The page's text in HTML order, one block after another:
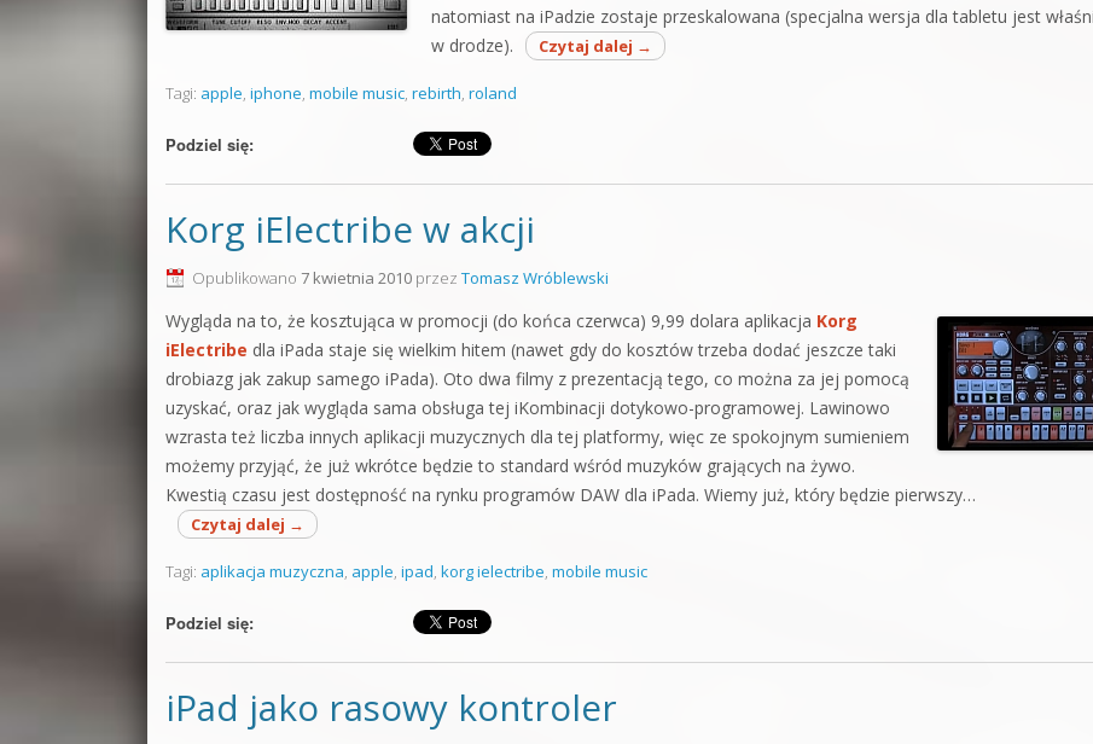
natomiast na iPadzie zostaje przeskalowana (specjalna wersja dla tabletu jest
w drodze).
Czytaj dalej →
Tagi: apple, iphone, mobile music, rebirth, roland
Podziel się:
Korg iElectribe w akcji
Opublikowano 7 kwietnia 2010 przez Tomasz Wróblewski
Wygląda na to, że kosztująca w promocji (do końca czerwca) 9,99 dolara aplikacja Korg
iElectribe dla iPada staje się wielkim hitem (nawet gdy do kosztów trzeba dodać jeszcze taki
drobiazg jak zakup samego iPada). Oto dwa filmy z prezentacją tego, co można za jej pomocą
uzyskać, oraz jak wygląda sama obsługa tej iKombinacji dotykowo-programowej. Lawinowo
wzrasta też liczba innych aplikacji muzycznych dla tej platformy, więc ze spokojnym sumieniem
możemy przyjąć, że już wkrótce będzie to standard wśród muzyków grających na żywo.
Kwestią czasu jest dostępność na rynku programów DAW dla iPada. Wiemy już, który będzie pierwszy…
Czytaj dalej →
Tagi: aplikacja muzyczna, apple, ipad, korg ielectribe, mobile music
Podziel się:
iPad jako rasowy kontroler